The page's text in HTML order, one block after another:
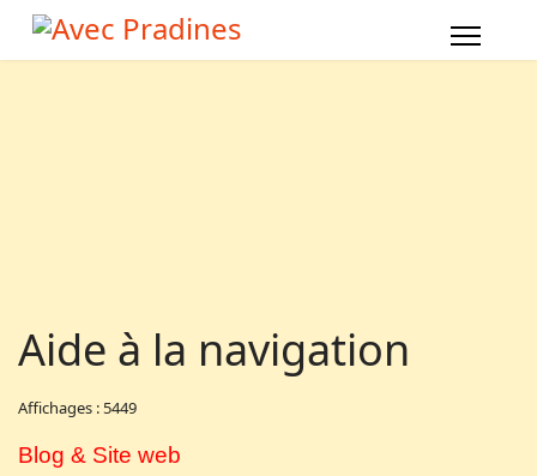
Aide à la navigation
Affichages : 5449
Blog & Site web